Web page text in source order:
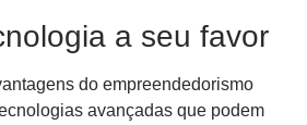
a seu favor
do empreendedorismo
avançadas que podem